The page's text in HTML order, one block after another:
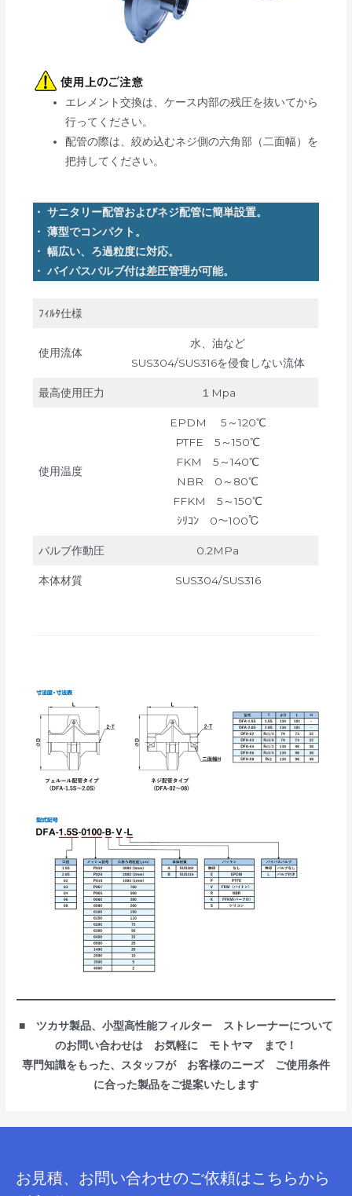
エレメント交換は、ケース内部の残圧を抜いてから
行ってください。
配管の際は、絞め込むネジ側の六角部（二面幅）を
把持してください。
・ サニタリー配管およびネジ配管に簡単設置。
・ 薄型でコンパクト。
・ 幅広い、ろ過粒度に対応。
・ バイパスバルブ付は差圧管理が可能。
ﾌｨﾙﾀ仕様
使用流体
水、油など
SUS304/SUS316を侵食しない流体
最高使用圧力 １Mpa
使用温度
EPDM 5～120℃
PTFE 5～150℃
FKM 5～140℃
NBR 0～80℃
FFKM 5～150℃
ｼﾘｺﾝ 0～100℃
バルブ作動圧 0.2MPa
本体材質 SUS304/SUS316
■ ツカサ製品、小型高性能フィルター ストレーナーについて
のお問い合わせは お気軽に モトヤマ まで！
専門知識をもった、スタッフが お客様のニーズ ご使用条件
に合った製品をご提案いたします
お見積、お問い合わせのご依頼はこちらから